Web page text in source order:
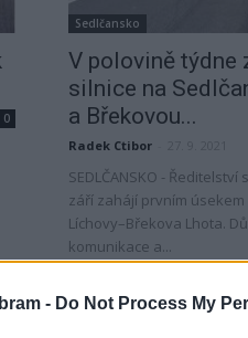
- Do Not Process My
0
Sedlčansko
V polovině týdne
silnice na
a Břekovou...
Radek Ctibor
SEDLČANSKO -
září zahájí prvním
Líchovy–Břekova Lhota.
komunikace a...